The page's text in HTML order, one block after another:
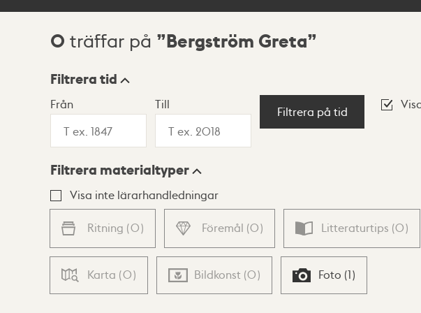
Sökresultat
0 träffar på Bergström Greta
Visningsläge
Lista Karta
Filtrera tid
Från Till
Filtrera på tid
Filtrera materialtyper
Visa inte lärarhandledningar
Ritning (0) Föremål (0) Litteraturtips (0)
Karta (0) Bildkonst (0) Foto (1)